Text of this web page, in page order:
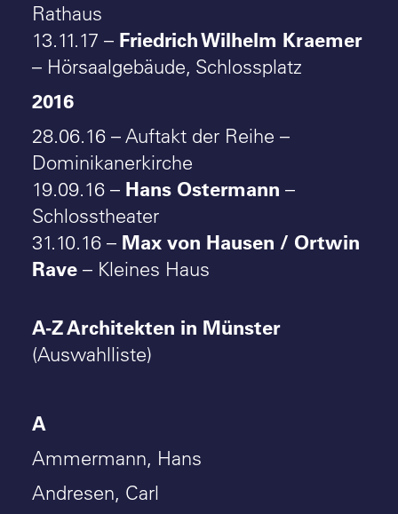
Rathaus
13.11.17 – Friedrich Wilhelm Kraemer
– Hörsaalgebäude, Schlossplatz
2016
28.06.16 – Auftakt der Reihe –
Dominikanerkirche
19.09.16 – Hans Ostermann –
Schlosstheater
31.10.16 – Max von Hausen / Ortwin
Rave – Kleines Haus
A-Z Architekten in Münster
(Auswahlliste)
A
Ammermann, Hans
Andresen, Carl